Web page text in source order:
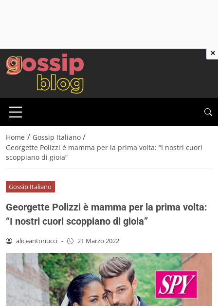
Home / Gossip Italiano /
Georgette Polizzi è mamma per la prima volta: “I nostri cuori
scoppiano di gioia”
Gossip Italiano
Georgette Polizzi è mamma per la prima volta:
“I nostri cuori scoppiano di gioia”
aliceantonucci - 21 Marzo 2022
×